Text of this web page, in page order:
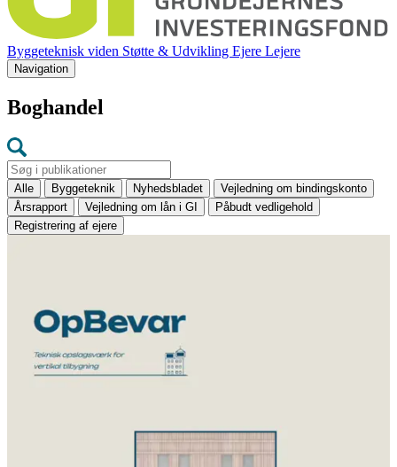
Byggeteknisk viden Støtte & Udvikling Ejere Lejere
Navigation
Boghandel
Alle Byggeteknik Nyhedsbladet
Vejledning om bindingskonto
Årsrapport
Vejledning om lån i GI
Påbudt vedligehold
Registrering af ejere